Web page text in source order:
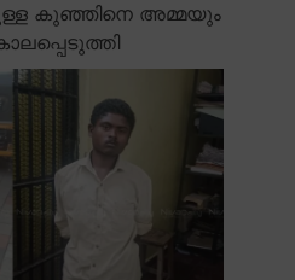
കുഞ്ഞിനെ അമ്മയും